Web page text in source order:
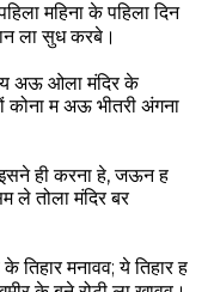
महिना के पहिला दिन
ला सुध करबे।
अऊ ओला मंदिर के
म अऊ भीतरी अंगना
ही करना हे, जऊन ह
ले तोला मंदिर बर
तिहार मनावव; ये तिहार ह